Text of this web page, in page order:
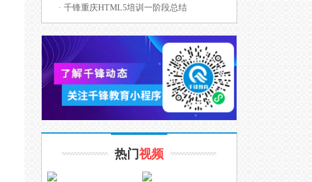
· 千锋重庆HTML5培训一阶段总结
热门视频